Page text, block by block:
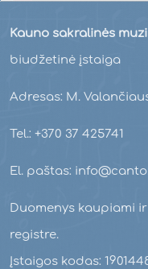
Kauno sakralinės
biudžetinė įstaiga
Adresas: M.
Tel.: +370 37 425741
El. paštas:
Duomenys kaupiami
registre.
Įstaigos kodas: